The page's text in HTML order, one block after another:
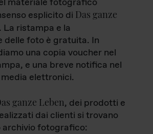
esplicito di Das ganze
La ristampa e la
delle foto è gratuita. In
una copia voucher nel
e una breve notifica nel
elettronici.
ganze Leben, dei prodotti e
dai clienti si trovano
archivio fotografico: